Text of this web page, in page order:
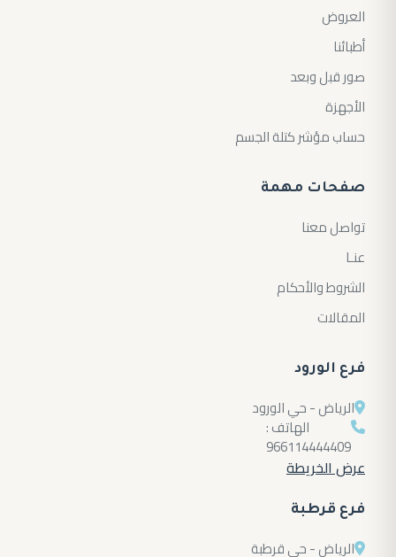
العروض
أطبائنا
صور قبل وبعد
الأجهزة
حساب مؤشر كتلة الجسم
صفحات مهمة
تواصل معنا
عنـا
الشروط والأحكام
المقالات
فرع الورود
الرياض - حي الورود
الهاتف :
966114444409
عرض الخريطة
فرع قرطبة
الرياض - حى قرطبة